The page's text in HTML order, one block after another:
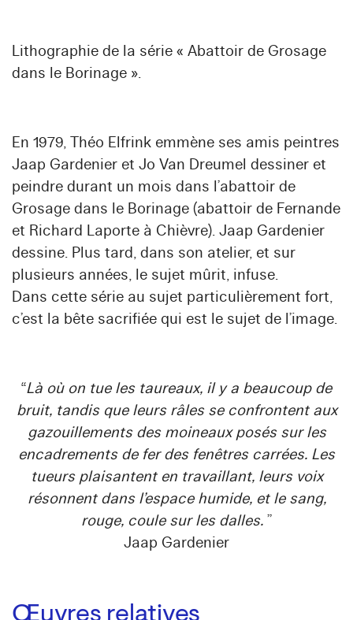
Lithographie de la série « Abattoir de Grosage
dans le Borinage ».
En 1979, Théo Elfrink emmène ses amis peintres
Jaap Gardenier et Jo Van Dreumel dessiner et
peindre durant un mois dans l’abattoir de
Grosage dans le Borinage (abattoir de Fernande
et Richard Laporte à Chièvre). Jaap Gardenier
dessine. Plus tard, dans son atelier, et sur
plusieurs années, le sujet mûrit, infuse.
Dans cette série au sujet particulièrement fort,
c’est la bête sacrifiée qui est le sujet de l’image.
“Là où on tue les taureaux, il y a beaucoup de
bruit, tandis que leurs râles se confrontent aux
gazouillements des moineaux posés sur les
encadrements de fer des fenêtres carrées. Les
tueurs plaisantent en travaillant, leurs voix
résonnent dans l’espace humide, et le sang,
rouge, coule sur les dalles. ”
Jaap Gardenier